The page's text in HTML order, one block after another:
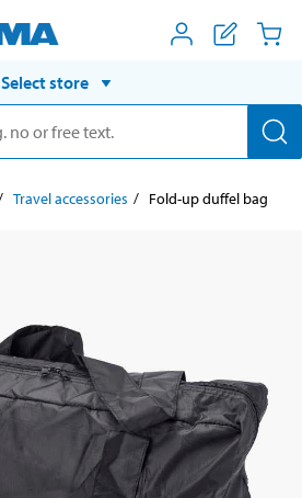
Select store
Travel accessories Fold-up duffel bag